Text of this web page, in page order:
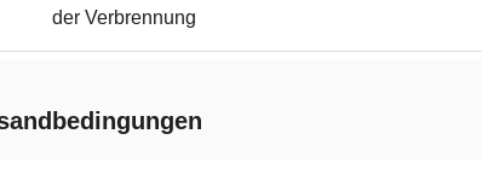
der Verbrennung